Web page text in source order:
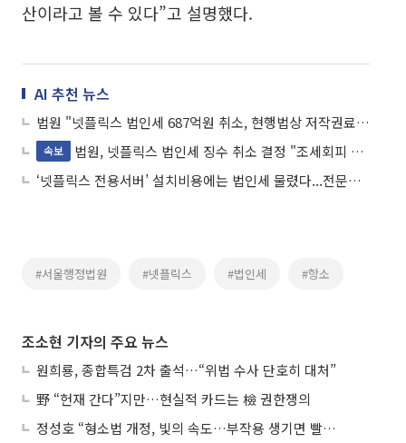
산이라고 볼 수 있다”고 설명했다.
AI 추천 뉴스
법원 "넷플릭스 법인세 687억원 취소, 현행법상 저작권료 명목 과세 어려워"
속보
법원, 넷플릭스 법인세 징수 취소 결정 "조세회피 단정 어려워"
‘넷플릭스 전용서버’ 설치비용에는 법인세 물렸다...전문가 ”정교한 과세논리 세워야”
#서울행정법원 #넷플릭스 #법인세 #항소
조소현 기자의 주요 뉴스
원희룡, 종합특검 2차 출석…“위법 수사 단호히 대처”
野 “헌재 간다”지만…현실적 카드는 檢 권한쟁의
정성호 “형소법 개정, 빛의 속도…부작용 생기면 빨리 고쳐야”